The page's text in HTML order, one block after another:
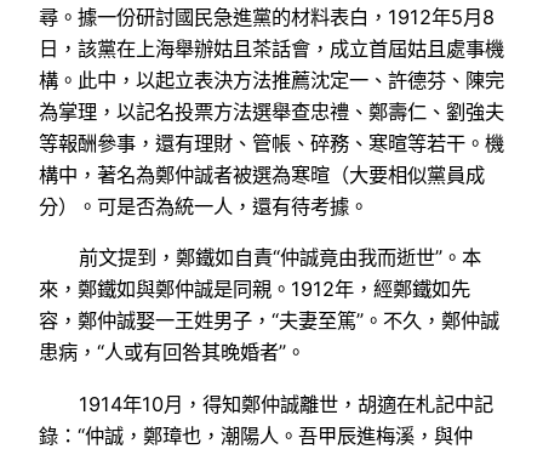
尋。據一份研討國民急進黨的材料表白，1912年5月8
日，該黨在上海舉辦姑且茶話會，成立首屆姑且處事機
構。此中，以起立表決方法推薦沈定一、許德芬、陳完
為掌理，以記名投票方法選舉查忠禮、鄭壽仁、劉強夫
等報酬參事，還有理財、管帳、碎務、寒暄等若干。機
構中，著名為鄭仲誠者被選為寒暄（大要相似黨員成
分）。可是否為統一人，還有待考據。
前文提到，鄭鐵如自責“仲誠竟由我而逝世”。本
來，鄭鐵如與鄭仲誠是同親。1912年，經鄭鐵如先
容，鄭仲誠娶一王姓男子，“夫妻至篤”。不久，鄭仲誠
患病，“人或有回咎其晚婚者”。
1914年10月，得知鄭仲誠離世，胡適在札記中記
錄：“仲誠，鄭璋也，潮陽人。吾甲辰進梅溪，與仲